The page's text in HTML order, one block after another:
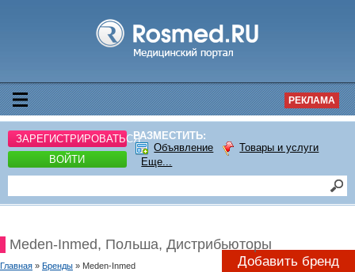
РЕКЛАМА
ЗАРЕГИСТРИРОВАТЬСЯ
ВОЙТИ
РАЗМЕСТИТЬ:
Объявление
Товары и услуги
Еще...
Meden-Inmed, Польша, Дистрибьюторы
Главная » Бренды » Meden-Inmed Добавить бренд